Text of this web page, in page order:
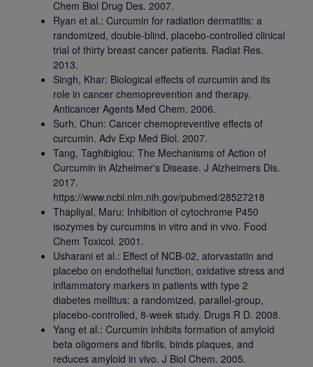
Chem Biol Drug Des. 2007.
Ryan et al.: Curcumin for radiation dermatitis: a
randomized, double-blind, placebo-controlled clinical
trial of thirty breast cancer patients. Radiat Res.
2013.
Singh, Khar: Biological effects of curcumin and its
role in cancer chemoprevention and therapy.
Anticancer Agents Med Chem. 2006.
Surh, Chun: Cancer chemopreventive effects of
curcumin. Adv Exp Med Biol. 2007.
Tang, Taghibiglou: The Mechanisms of Action of
Curcumin in Alzheimer's Disease. J Alzheimers Dis.
2017.
https://www.ncbi.nlm.nih.gov/pubmed/28527218
Thapliyal, Maru: Inhibition of cytochrome P450
isozymes by curcumins in vitro and in vivo. Food
Chem Toxicol. 2001.
Usharani et al.: Effect of NCB-02, atorvastatin and
placebo on endothelial function, oxidative stress and
inflammatory markers in patients with type 2
diabetes mellitus: a randomized, parallel-group,
placebo-controlled, 8-week study. Drugs R D. 2008.
Yang et al.: Curcumin inhibits formation of amyloid
beta oligomers and fibrils, binds plaques, and
reduces amyloid in vivo. J Biol Chem. 2005.